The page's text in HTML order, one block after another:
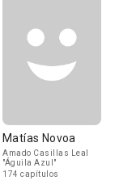
Matías Novoa
Amado Casillas Leal
"Águila Azul"
174 capítulos